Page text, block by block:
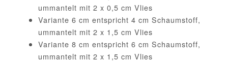
ummantelt mit 2 x 0,5 cm Vlies
Variante 6 cm entspricht 4 cm Schaumstoff,
ummantelt mit 2 x 1,5 cm Vlies
Variante 8 cm entspricht 6 cm Schaumstoff,
ummantelt mit 2 x 1,5 cm Vlies